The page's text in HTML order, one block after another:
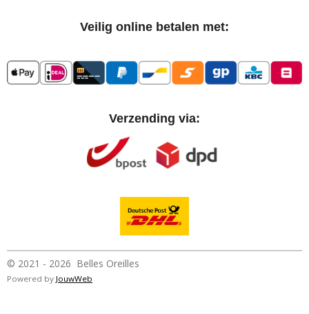
Veilig online betalen met:
Verzending via:
© 2021 - 2026 Belles Oreilles
Powered by JouwWeb